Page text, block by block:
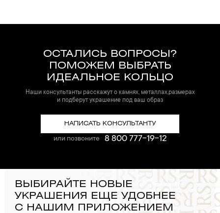
ОСТАЛИСЬ ВОПРОСЫ?
ПОМОЖЕМ ВЫБРАТЬ
ИДЕАЛЬНОЕ КОЛЬЦО
Наши консультанты расскажут о камнях, металлах,размерах
и подберут украшение под ваш образ
НАПИСАТЬ КОНСУЛЬТАНТУ
или позвоните 8 800 777-19-12
ВЫБИРАЙТЕ НОВЫЕ
УКРАШЕНИЯ ЕЩЕ УДОБНЕЕ
С НАШИМ ПРИЛОЖЕНИЕМ